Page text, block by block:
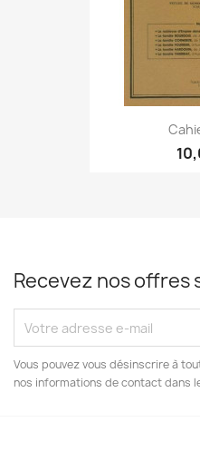
Recevez nos offres
Vous pouvez vous désinscrire à
nos informations de contact dans